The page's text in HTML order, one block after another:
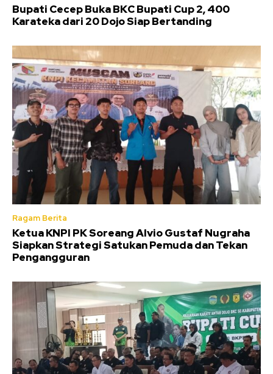
Bupati Cecep Buka BKC Bupati Cup 2, 400
Karateka dari 20 Dojo Siap Bertanding
Ragam Berita
Ketua KNPI PK Soreang Alvio Gustaf Nugraha
Siapkan Strategi Satukan Pemuda dan Tekan
Pengangguran